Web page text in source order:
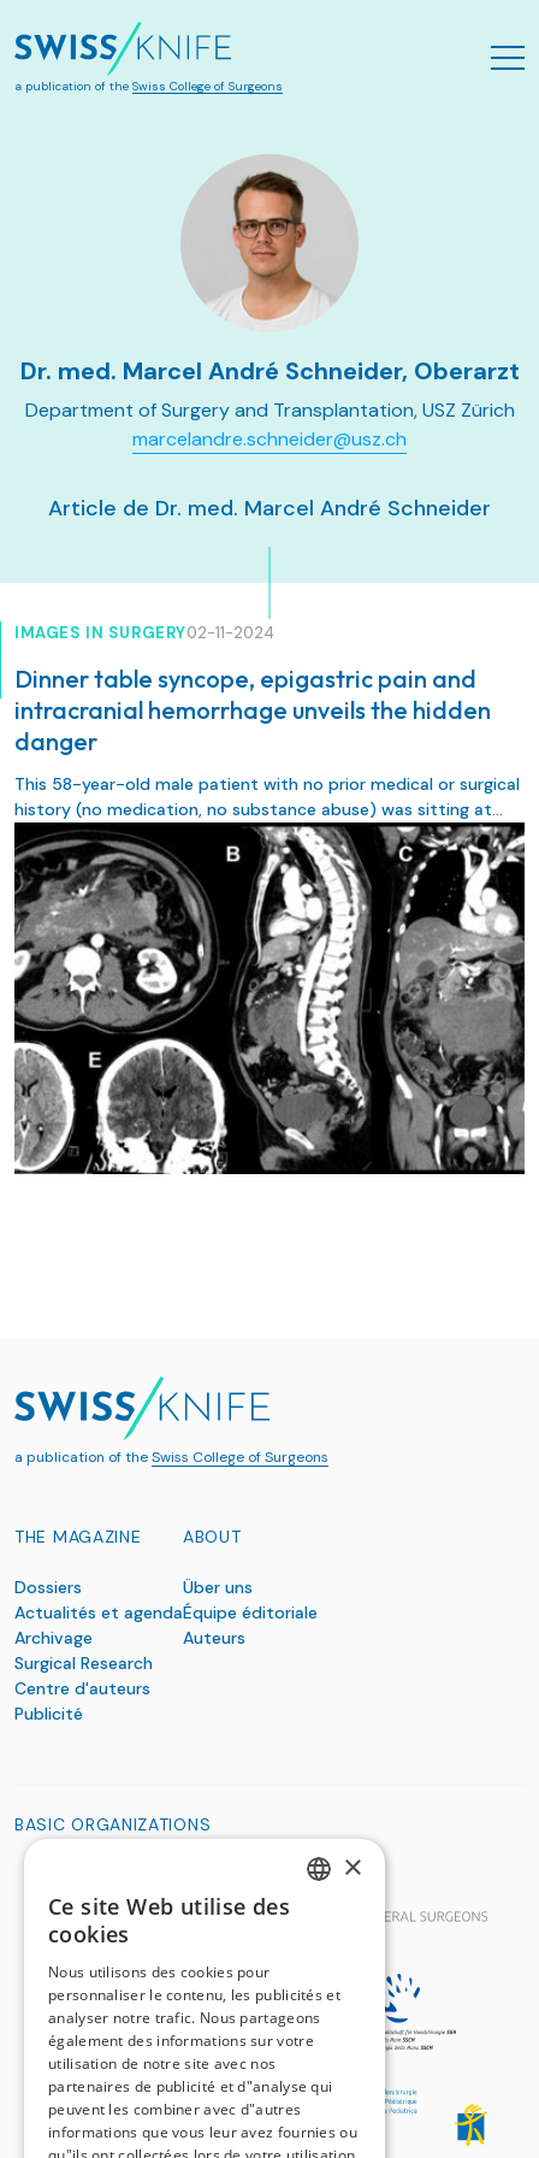
Aller au contenu principal
a publication of the Swiss College of Surgeons
Dr. med. Marcel André Schneider, Oberarzt
Department of Surgery and Transplantation, USZ Zürich
marcelandre.schneider@usz.ch
Article de Dr. med. Marcel André Schneider
IMAGES IN SURGERY02-11-2024
Dinner table syncope, epigastric pain and
intracranial hemorrhage unveils the hidden
danger
This 58-year-old male patient with no prior medical or surgical
history (no medication, no substance abuse) was sitting at
dinner with his wife, when he suddenly felt epigastric pain and
upon standing up, lost consciousness, fell and hit his head on
the floor. He regained consciousness upon arrival of the
ambulance and, except for disorientation, was neurologically
not impaired.
a publication of theSwiss College of Surgeons
THE MAGAZINE
Dossiers
Actualités et agenda
Archivage
Surgical Research
Centre d'auteurs
Publicité
ABOUT
Über uns
Équipe éditoriale
Auteurs
BASIC ORGANIZATIONS
×
Ce site Web utilise des
cookies
Nous utilisons des cookies pour
personnaliser le contenu, les publicités et
analyser notre trafic. Nous partageons
également des informations sur votre
utilisation de notre site avec nos
partenaires de publicité et d"analyse qui
peuvent les combiner avec d"autres
informations que vous leur avez fournies ou